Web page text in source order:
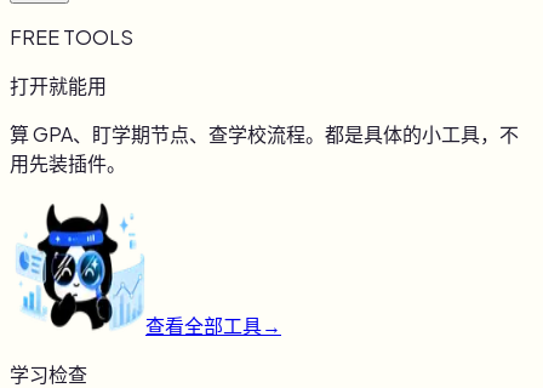
FREE TOOLS
打开就能用
算 GPA、盯学期节点、查学校流程。都是具体的小工具，不
用先装插件。
查看全部工具→
学习检查